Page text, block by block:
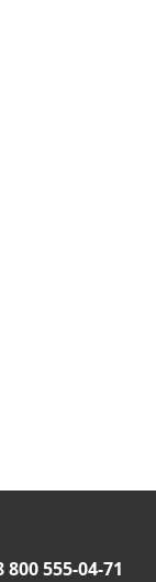
800 555-04-71